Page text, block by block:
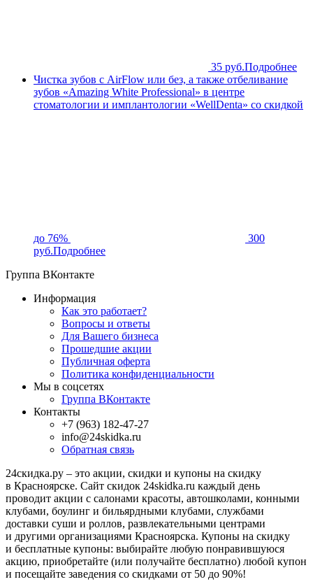
35 руб.Подробнее
Чистка зубов с AirFlow или без, а также отбеливание
зубов «Amazing White Professional» в центре
стоматологии и имплантологии «WellDenta» со скидкой
до 76%
300
руб.Подробнее
Группа ВКонтакте
Информация
Как это работает?
Вопросы и ответы
Для Вашего бизнеса
Прошедшие акции
Публичная оферта
Политика конфиденциальности
Мы в соцсетях
Группа ВКонтакте
Контакты
+7 (963) 182-47-27
info@24skidka.ru
Обратная связь
24скидка.ру – это акции, скидки и купоны на скидку
в Красноярске. Сайт скидок 24skidka.ru каждый день
проводит акции с салонами красоты, автошколами, конными
клубами, боулинг и бильярдными клубами, службами
доставки суши и роллов, развлекательными центрами
и другими организациями Красноярска. Купоны на скидку
и бесплатные купоны: выбирайте любую понравившуюся
акцию, приобретайте (или получайте бесплатно) любой купон
и посещайте заведения со скидками от 50 до 90%!